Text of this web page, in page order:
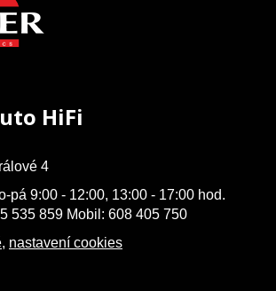
HiFi
4
pá 9:00 - 12:00, 13:00 - 17:00 hod.
535 859 Mobil: 608 405 750
, nastavení cookies